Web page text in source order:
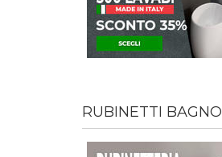
RUBINETTI BAGNO